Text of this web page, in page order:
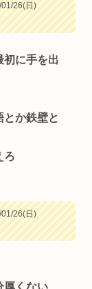
26(日)
初に手を出
とか鉄壁と
ろ
26(日)